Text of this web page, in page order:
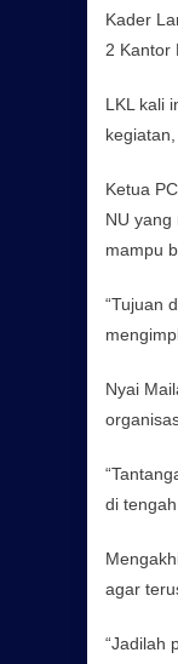
Kader
2 Kantor
LKL kali
Ketua
NU yang
mampu
“Tujuan
Nyai
di
agar
“Jadilah